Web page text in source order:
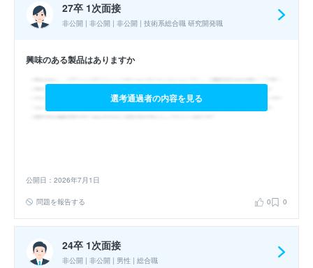
27卒 1次面接
非公開 | 非公開 | 非公開 | 技術系総合職 研究開発職
興味のある製品はありますか
選考通過者の内容を見る
公開日：2026年7月1日
問題を報告する 0 0
24卒 1次面接
非公開 | 非公開 | 男性 | 総合職